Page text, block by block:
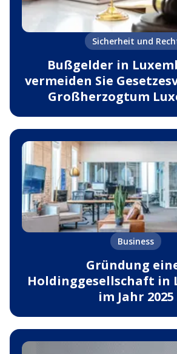
Sicherheit und
Bußgelder in
vermeiden Sie
Großherzogtum
Business
Gründung
Holdinggesellschaft in
im Jahr 2025